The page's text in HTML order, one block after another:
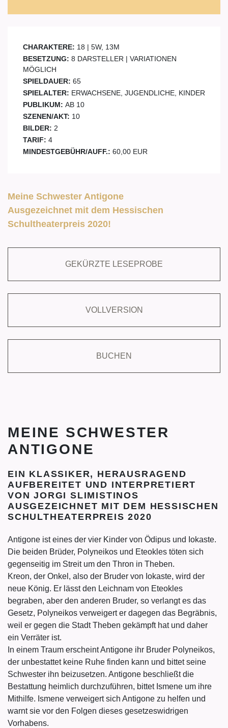
CHARAKTERE: 18 | 5W, 13M
BESETZUNG: 8 DARSTELLER | VARIATIONEN
MÖGLICH
SPIELDAUER: 65
SPIELALTER: ERWACHSENE, JUGENDLICHE, KINDER
PUBLIKUM: AB 10
SZENEN/AKT: 10
BILDER: 2
TARIF: 4
MINDESTGEBÜHR/AUFF.: 60,00 EUR
Meine Schwester Antigone
Ausgezeichnet mit dem Hessischen
Schultheaterpreis 2020!
GEKÜRZTE LESEPROBE
VOLLVERSION
BUCHEN
MEINE SCHWESTER
ANTIGONE
EIN KLASSIKER, HERAUSRAGEND
AUFBEREITET UND INTERPRETIERT
VON JORGI SLIMISTINOS
AUSGEZEICHNET MIT DEM HESSISCHEN
SCHULTHEATERPREIS 2020
Antigone ist eines der vier Kinder von Ödipus und Iokaste.
Die beiden Brüder, Polyneikos und Eteokles töten sich
gegenseitig im Streit um den Thron in Theben.
Kreon, der Onkel, also der Bruder von Iokaste, wird der
neue König. Er lässt den Leichnam von Eteokles
begraben, aber den anderen Bruder, so verlangt es das
Gesetz, Polyneikos verweigert er dagegen das Begräbnis,
weil er gegen die Stadt Theben gekämpft hat und daher
ein Verräter ist.
In einem Traum erscheint Antigone ihr Bruder Polyneikos,
der unbestattet keine Ruhe finden kann und bittet seine
Schwester ihn beizusetzen. Antigone beschließt die
Bestattung heimlich durchzuführen, bittet Ismene um ihre
Mithilfe. Ismene verweigert sich Antigone zu helfen und
warnt sie vor den Folgen dieses gesetzeswidrigen
Vorhabens.